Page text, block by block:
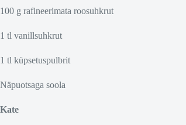
100 g rafineerimata roosuhkrut
1 tl vanillsuhkrut
1 tl küpsetuspulbrit
Näpuotsaga soola
Kate